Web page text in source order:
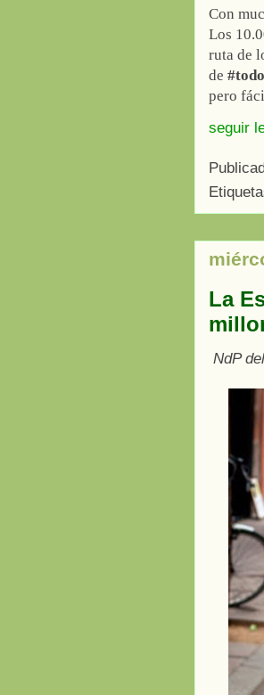
Con
Los
ruta de
de
pero
seguir
La
NdP